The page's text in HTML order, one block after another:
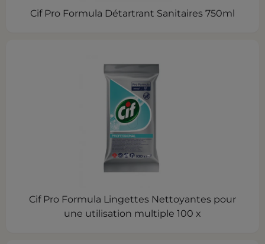
Cif Pro Formula Détartrant Sanitaires 750ml
Cif Pro Formula Lingettes Nettoyantes pour
une utilisation multiple 100 x